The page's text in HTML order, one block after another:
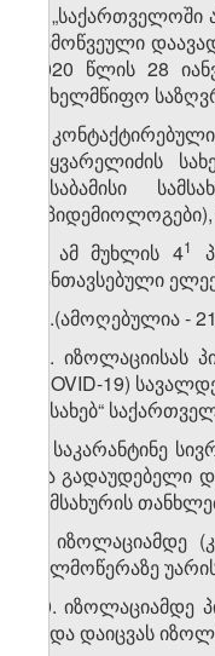
ბ)
გამოწვეული
2020 წლის 28
სახელმწიფო
6.
საყვარელიძის
შესაბამისი
7. ამ მუხლის 4​1
განთავსებული
.(ამოღებულია -
. იზოლაციისას
(COVID-19)
შესახებ“
8. საკარანტინე
და გადაუდებელი
სამსახურის
9. იზოლაციამდე
ხელმოწერაზე
10. იზოლაციამდე
უნდა დაიცვას